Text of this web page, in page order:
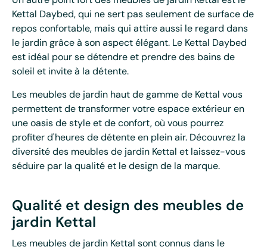
Kettal Daybed, qui ne sert pas seulement de surface de
repos confortable, mais qui attire aussi le regard dans
le jardin grâce à son aspect élégant. Le Kettal Daybed
est idéal pour se détendre et prendre des bains de
soleil et invite à la détente.
Les meubles de jardin haut de gamme de Kettal vous
permettent de transformer votre espace extérieur en
une oasis de style et de confort, où vous pourrez
profiter d'heures de détente en plein air. Découvrez la
diversité des meubles de jardin Kettal et laissez-vous
séduire par la qualité et le design de la marque.
Qualité et design des meubles de
jardin Kettal
Les meubles de jardin Kettal sont connus dans le